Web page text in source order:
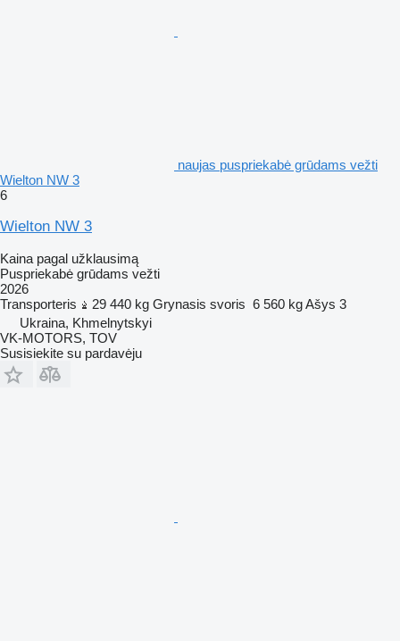
naujas puspriekabė grūdams vežti
Wielton NW 3
6
Wielton NW 3
Kaina pagal užklausimą
Puspriekabė grūdams vežti
2026
Transporteris
29 440 kg Grynasis svoris 6 560 kgAšys 3
Ukraina, Khmelnytskyi
VK-MOTORS, TOV
Susisiekite su pardavėju